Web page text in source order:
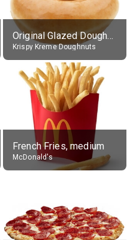
Original Glazed Doughnut
Krispy Kreme Doughnuts
French Fries, medium
McDonald's